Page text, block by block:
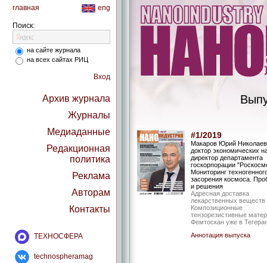
главная eng
Поиск:
на сайте журнала
на всех сайтах РИЦ
Вход
Архив журнала
Журналы
Медиаданные
Редакционная
политика
Реклама
Авторам
Контакты
ТЕХНОСФЕРА
technospheramag
#1/2019
Макаров Юрий
доктор экономических
директор департамента
госкорпорации
Мониторинг
засорения космоса.
и решения
Адресная доставка
лекарственных веществ
Композиционные
тензорезистивные
Фемтоскан уже в
Аннотация выпуска